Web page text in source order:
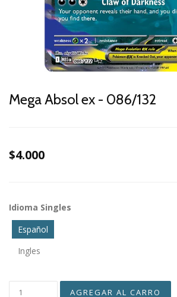
Mega Absol ex - 086/132
$4.000
Idioma Singles
Español
Ingles